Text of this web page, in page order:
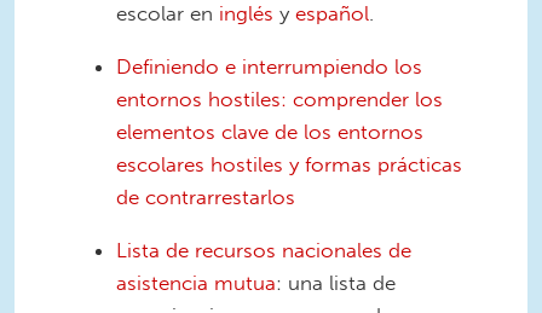
escolar en inglés y español.
Definiendo e interrumpiendo los
entornos hostiles: comprender los
elementos clave de los entornos
escolares hostiles y formas prácticas
de contrarrestarlos
Lista de recursos nacionales de
asistencia mutua: una lista de